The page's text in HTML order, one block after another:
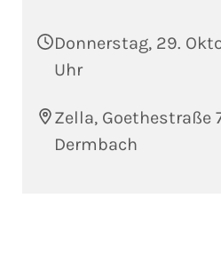
Donnerstag, 29.
Uhr
Zella, Goethestraße
Dermbach